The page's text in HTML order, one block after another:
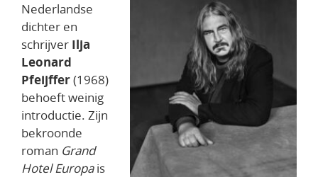
Nederlandse
dichter en
schrijver Ilja
Leonard
Pfeijffer(1968)
behoeft weinig
introductie. Zijn
bekroonde
roman Grand
Hotel Europais